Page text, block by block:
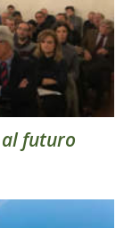
futuro